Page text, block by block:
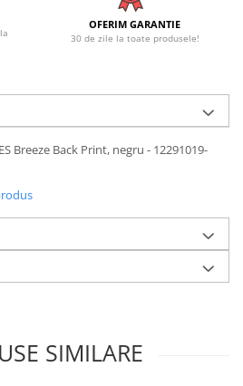
OFERIM GARANTIE
30 de zile la toate produsele!
Breeze Back Print, negru - 12291019-
SIMILARE